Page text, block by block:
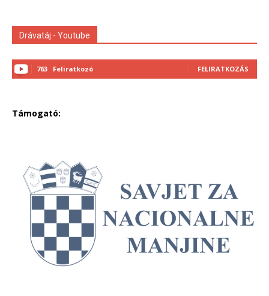
Drávatáj - Youtube
763 Feliratkozó FELIRATKOZÁS
Támogató: